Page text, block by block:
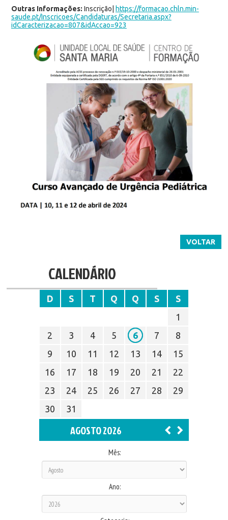
Outras Informações: Inscrição|
https://formacao.chln.min-
saude.pt/Inscricoes/Candidaturas/Secretaria.aspx?
idCaracterizacao=807&idAccao=923
VOLTAR
CALENDÁRIO
D S T Q Q S
S
1
2
3 4 5 6 7
8
9
10 11 12 13 14
15
16
17 18 19 20 21
22
23
24 25 26 27 28
29
30
31
AGOSTO 2026
Mês:
Ano: